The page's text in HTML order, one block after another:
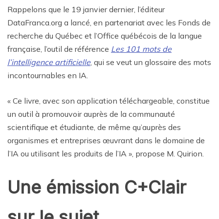
Rappelons que le 19 janvier dernier, l’éditeur
DataFranca.org a lancé, en partenariat avec les Fonds de
recherche du Québec et l’Office québécois de la langue
française, l’outil de référence Les 101 mots de
l’intelligence artificielle, qui se veut un glossaire des mots
incontournables en IA.
« Ce livre, avec son application téléchargeable, constitue
un outil à promouvoir auprès de la communauté
scientifique et étudiante, de même qu’auprès des
organismes et entreprises œuvrant dans le domaine de
l’IA ou utilisant les produits de l’IA », propose M. Quirion.
Une émission C+Clair